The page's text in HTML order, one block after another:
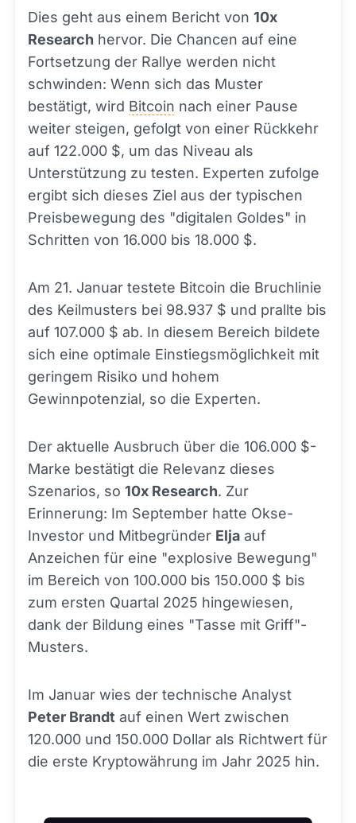
Dies geht aus einem Bericht von 10x
Research hervor. Die Chancen auf eine
Fortsetzung der Rallye werden nicht
schwinden: Wenn sich das Muster
bestätigt, wird Bitcoin nach einer Pause
weiter steigen, gefolgt von einer Rückkehr
auf 122.000 $, um das Niveau als
Unterstützung zu testen. Experten zufolge
ergibt sich dieses Ziel aus der typischen
Preisbewegung des "digitalen Goldes" in
Schritten von 16.000 bis 18.000 $.
Am 21. Januar testete Bitcoin die Bruchlinie
des Keilmusters bei 98.937 $ und prallte bis
auf 107.000 $ ab. In diesem Bereich bildete
sich eine optimale Einstiegsmöglichkeit mit
geringem Risiko und hohem
Gewinnpotenzial, so die Experten.
Der aktuelle Ausbruch über die 106.000 $-
Marke bestätigt die Relevanz dieses
Szenarios, so 10x Research. Zur
Erinnerung: Im September hatte Okse-
Investor und Mitbegründer Elja auf
Anzeichen für eine "explosive Bewegung"
im Bereich von 100.000 bis 150.000 $ bis
zum ersten Quartal 2025 hingewiesen,
dank der Bildung eines "Tasse mit Griff"-
Musters.
Im Januar wies der technische Analyst
Peter Brandt auf einen Wert zwischen
120.000 und 150.000 Dollar als Richtwert für
die erste Kryptowährung im Jahr 2025 hin.